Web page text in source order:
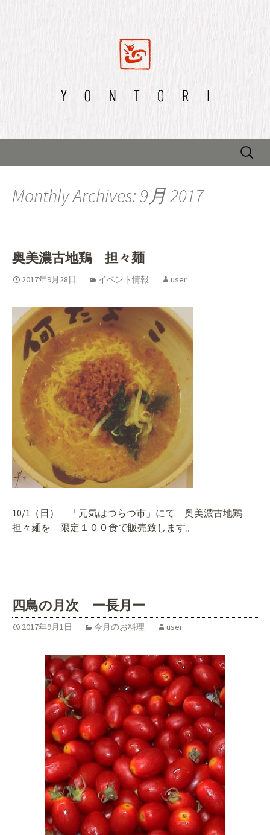
四鳥のブログ
検
Monthly Archives: 9月 2017
奥美濃古地鶏 担々麺
2017年9月28日 イベント情報 user
10/1（日） 「元気はつらつ市」にて 奥美濃古地鶏
担々麺を 限定１００食で販売致します。
四鳥の月次 ー長月ー
2017年9月1日 今月のお料理 user